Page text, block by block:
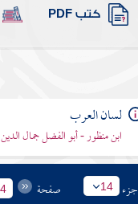
كتب PDF
لسان العرب
ابن منظور - أبو الفضل جمال
جزء 14 صفحة